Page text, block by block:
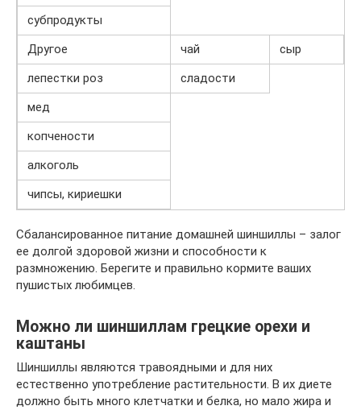
субпродукты
Другое
чай
сыр
лепестки роз
сладости
мед
копчености
алкоголь
чипсы, кириешки
Сбалансированное питание домашней шиншиллы – залог
ее долгой здоровой жизни и способности к
размножению. Берегите и правильно кормите ваших
пушистых любимцев.
Можно ли шиншиллам грецкие орехи и
каштаны
Шиншиллы являются травоядными и для них
естественно употребление растительности. В их диете
должно быть много клетчатки и белка, но мало жира и